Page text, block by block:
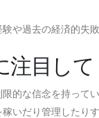
や過去の経済的失
注目し
的な信念を持って
いだり管理したり